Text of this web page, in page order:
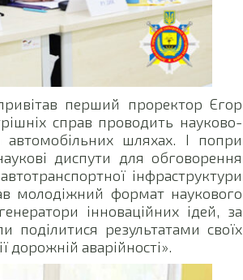
перший проректор Єгор
справ проводить науково-
автомобільних шляхах. І попри
диспути для обговорення
інфраструктури
молодіжний формат наукового
інноваційних ідей, за
поділитися результатами своїх
аварійності».